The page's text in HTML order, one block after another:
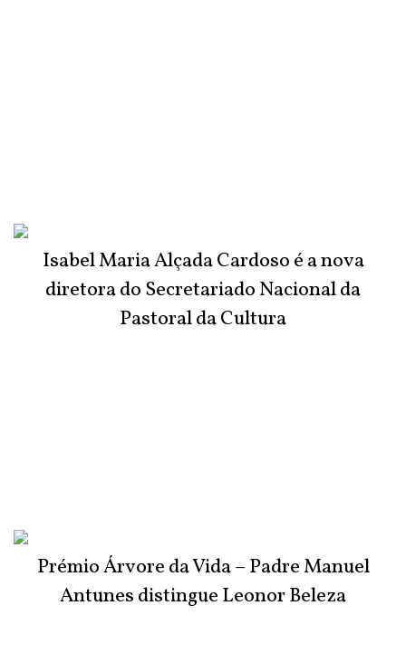
Isabel Maria Alçada Cardoso é a nova
diretora do Secretariado Nacional da
Pastoral da Cultura
Prémio Árvore da Vida – Padre Manuel
Antunes distingue Leonor Beleza